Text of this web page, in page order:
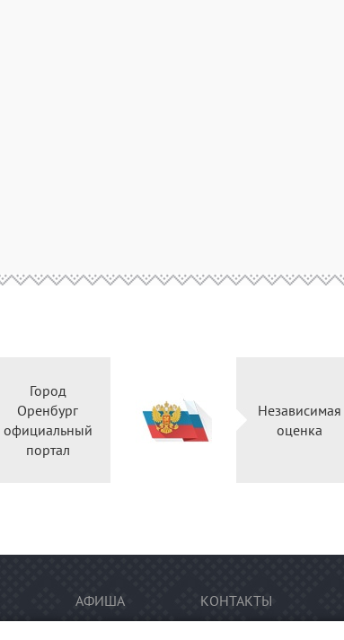
Город
Оренбург
официальный
портал
Независимая
оценка
АФИША КОНТАКТЫ